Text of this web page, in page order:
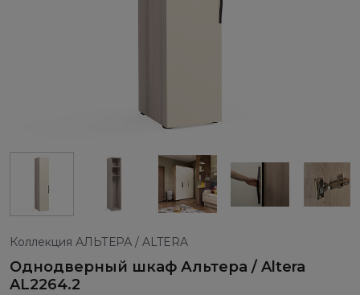
Коллекция АЛЬТЕРА / ALTERA
Однодверный шкаф Альтера / Altera
AL2264.2